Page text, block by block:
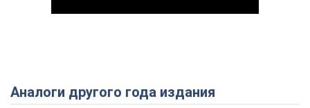
Play Video
Аналоги другого года издания